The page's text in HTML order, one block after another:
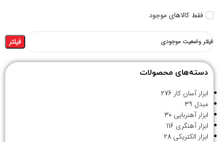
فقط کالاهای موجود
فیلتر وضعیت موجودی فیلتر
دسته‌های محصولات
ابزار آسان کار 276
مبدل 39
ابزار آهنربایی 30
ابزار آهنگری 116
ابزار الکتریکی 28